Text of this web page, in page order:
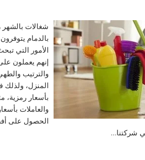
شغالات
بالدمام
الأمور التي
إنهم يعملون
والترتيب
المنزل، ولذلك
بأسعار رمزية،
والعاملات
الحصول على
شركتنا…